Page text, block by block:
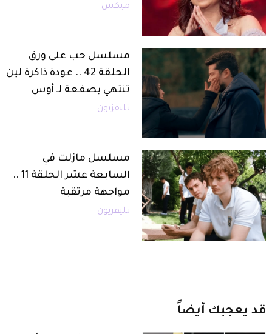
ميكس
مسلسل حب على ورق
الحلقة 42 .. عودة ذاكرة لين
تنتهي بصفعة لـ أوس
تليفزيون
مسلسل مازلت في
السابعة عشر الحلقة 11 ..
مواجهة مرتقبة
تليفزيون
قد يعجبك أيضاً